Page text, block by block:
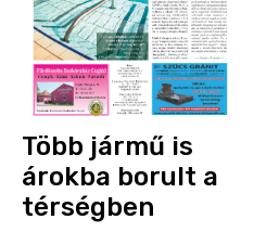
Több jármű is
árokba borult a
térségben